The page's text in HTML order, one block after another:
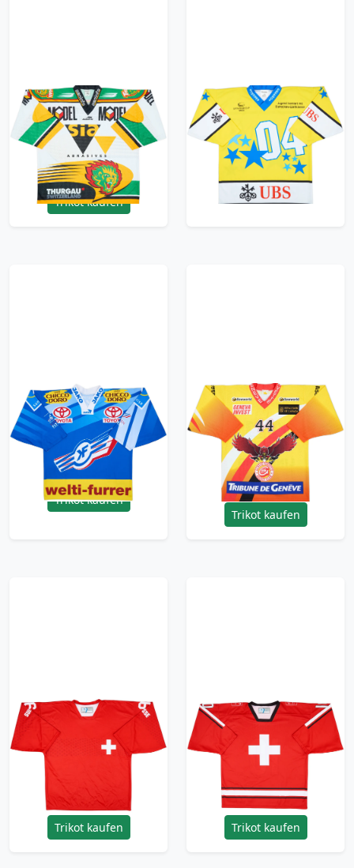
1997-98 HC Thurgau
Ochsner Hockey
Home Jersey - 9/10 -
(XL)
95.99£ · ca. €113
Trikot kaufen
2004 Spengler Cup
Ochsner Hockey
Jersey - 9/10 - (M)
95.99£ · ca. €113
Trikot kaufen
2004-05 Kloten Flyers
'Signed' Ochsner
Home Jersey - 9/10 -
(L)
95.99£ · ca. €113
Trikot kaufen
2001-02 Geneve-
Servette Lindberg #44
Ochsner Hockey
Alternate Jersey - 9/10
- (S)
95.99£ · ca. €113
Trikot kaufen
2014 Switzerland
National Hockey
Team Brunner #96
Ochsner Home Jersey
95.99£ · ca. €113
Trikot kaufen
2012 Switzerland
National Hockey
Team Ambuhl #10
Ochsner Home Jersey
95.99£ · ca. €113
Trikot kaufen